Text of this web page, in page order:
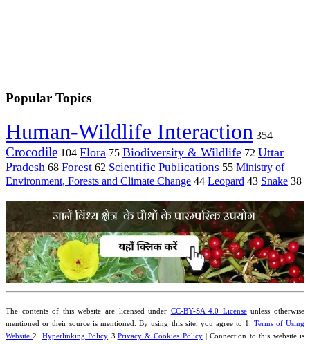
Popular Topics
Human-Wildlife Interaction 354
Crocodile 104 Flora 75 Biodiversity & Wildlife 72 Uttar
Pradesh 68 Forest 62 Scientific Publications 55 Ministry of
Environment, Forests and Climate Change 44 Leopard 43 Snake 38
The contents of this website are licensed under CC-BY-SA 4.0 Licenseunless otherwise
mentioned or their source is mentioned. By using this site, you agree to 1. Terms of Using
Website2. Hyperlinking Policy 3.Privacy & Cookies Policy| Connection to this website is